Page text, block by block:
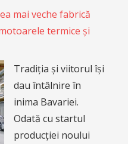
mai veche fabrică
termice și
Tradiția și viitorul își
dau întâlnire în
inima Bavariei.
Odată cu startul
producției noului